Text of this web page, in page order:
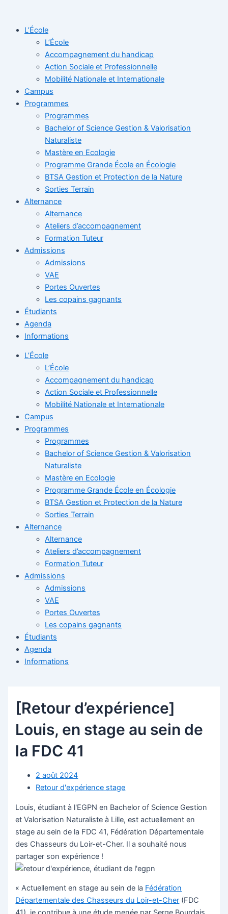
contenuL’École
L’École
Accompagnement du handicap
Action Sociale et Professionnelle
Mobilité Nationale et Internationale
Campus
Programmes
Programmes
Bachelor of Science Gestion & Valorisation
Naturaliste
Mastère en Ecologie
Programme Grande École en Écologie
BTSA Gestion et Protection de la Nature
Sorties Terrain
Alternance
Alternance
Ateliers d’accompagnement
Formation Tuteur
Admissions
Admissions
VAE
Portes Ouvertes
Les copains gagnants
Étudiants
Agenda
Informations
L’École
L’École
Accompagnement du handicap
Action Sociale et Professionnelle
Mobilité Nationale et Internationale
Campus
Programmes
Programmes
Bachelor of Science Gestion & Valorisation
Naturaliste
Mastère en Ecologie
Programme Grande École en Écologie
BTSA Gestion et Protection de la Nature
Sorties Terrain
Alternance
Alternance
Ateliers d’accompagnement
Formation Tuteur
Admissions
Admissions
VAE
Portes Ouvertes
Les copains gagnants
Étudiants
Agenda
Informations
[Retour d’expérience]
Louis, en stage au sein de
la FDC 41
2 août 2024
Retour d'expérience stage
Louis, étudiant à l'EGPN en Bachelor of Science Gestion
et Valorisation Naturaliste à Lille, est actuellement en
stage au sein de la FDC 41, Fédération Départementale
des Chasseurs du Loir-et-Cher. Il a souhaité nous
partager son expérience !
« Actuellement en stage au sein de la Fédération
Départementale des Chasseurs du Loir-et-Cher (FDC